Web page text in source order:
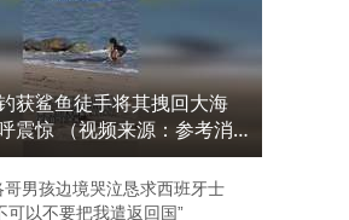
获鲨鱼徒手将其拽回大海
震惊 （视频来源：参考消
哥男孩边境哭泣恳求西班牙士
可以不要把我遣返回国”